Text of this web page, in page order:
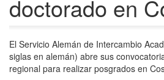
doctorado en
El Servicio Alemán de Intercambio
siglas en alemán) abre sus
regional para realizar posgrados en